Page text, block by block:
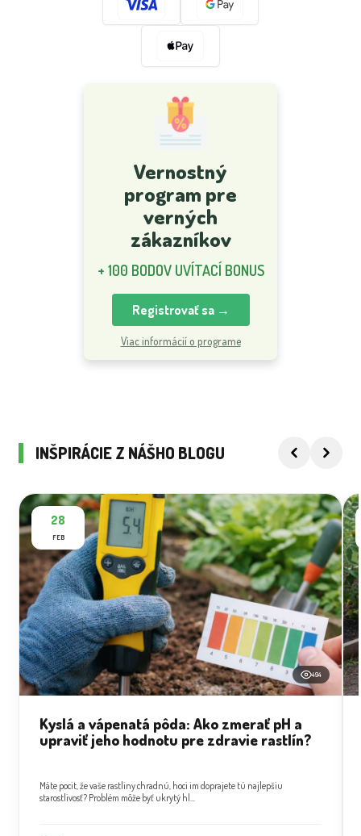
Vernostný
program pre
verných
zákazníkov
+ 100 BODOV UVÍTACÍ BONUS
Registrovať sa →
Viac informácií o programe
INŠPIRÁCIE Z NÁŠHO BLOGU
28
FEB
494
Kyslá a vápenatá pôda: Ako zmerať pH a
upraviť jeho hodnotu pre zdravie rastlín?
Máte pocit, že vaše rastliny chradnú, hoci im doprajete tú najlepšiu
starostlivosť? Problém môže byť ukrytý hl...